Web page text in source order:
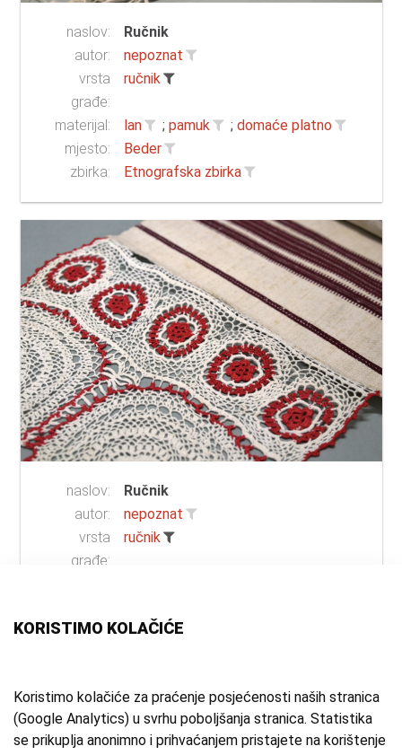
naslov:
Ručnik
autor:
nepoznat
vrsta
građe:
ručnik
materijal: lan ; pamuk ; domaće platno
mjesto:
Beder
zbirka:
Etnografska zbirka
naslov:
Ručnik
autor:
nepoznat
vrsta
građe:
ručnik
mjesto:
Gradna
1 - 12 od 18
KORISTIMO KOLAČIĆE
Koristimo kolačiće za praćenje posjećenosti naših stranica
(Google Analytics) u svrhu poboljšanja stranica. Statistika
se prikuplja anonimno i prihvaćanjem pristajete na korištenje